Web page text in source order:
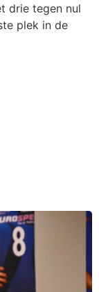
drie tegen nul
plek in de